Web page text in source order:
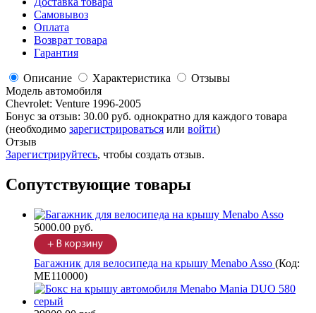
Самовывоз
Оплата
Возврат товара
Гарантия
Описание Характеристика
Отзывы
Модель автомобиля
Chevrolet: Venture 1996-2005
Бонус за отзыв: 30.00 руб. однократно для каждого товара
(необходимо зарегистрироваться или войти)
Отзыв
Зарегистрируйтесь, чтобы создать отзыв.
Сопутствующие товары
5000.00 руб.
Багажник для велосипеда на крышу Menabo Asso (Код:
ME110000)